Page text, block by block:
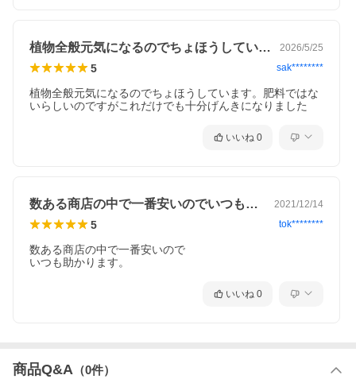
植物全般元気になるのでちょほうしていま… 2026/5/25
5 sak********
植物全般元気になるのでちょほうしています。肥料ではな
いらしいのですがこれだけでも十分げんきになりました
いいね 0
数ある商店の中で一番安いのでいつも助か… 2021/12/14
5 tok********
数ある商店の中で一番安いので
いつも助かります。
いいね 0
商品Q&A （0件）